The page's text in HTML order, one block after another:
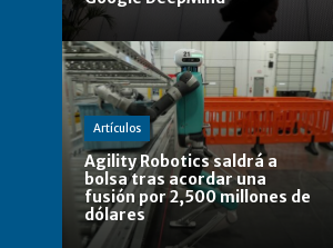
Artículos
Agility Robotics saldrá a
bolsa tras acordar una
fusión por 2,500 millones de
dólares